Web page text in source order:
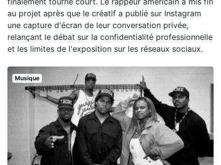
au projet après que le créatif a publié sur Instagram
une capture d'écran de leur conversation privée,
relançant le débat sur la confidentialité professionnelle
et les limites de l'exposition sur les réseaux sociaux.
Musique